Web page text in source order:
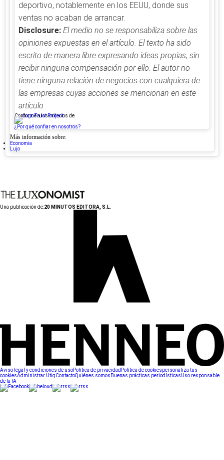
deportivo, notablemente en los EEUU, donde sus
ventas no acaban de arrancar.
Disclosure: El medio no se responsabiliza sobre las
opiniones expuestas en el artículo. El texto ha sido
escrito de manera libre expresando ideas propias, sin
recibir ninguna compensación por ello. El autor no
tiene ninguna relación de negocios con cualquiera de
las empresas cuyas acciones se mencionan en este
artículo.
Conforme a los criterios de
¿Por qué confiar en nosotros?
Más información sobre:
Economia
Lujo
Una publicación de:20 MINUTOS EDITORA, S.L.
Aviso legal y condiciones de usoPolítica de privacidad Política de cookiespersonaliza tus
cookiesAdministrar UtiqContactoQuiénes somos Buenas prácticas periodísticasUso responsable
de la IA